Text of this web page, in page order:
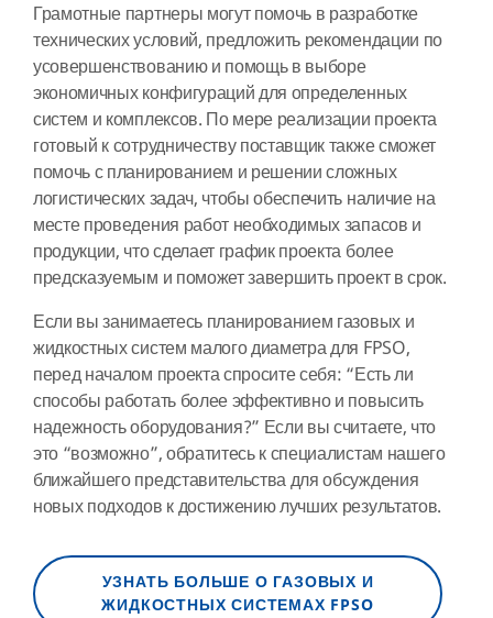
Грамотные партнеры могут помочь в разработке
технических условий, предложить рекомендации по
усовершенствованию и помощь в выборе
экономичных конфигураций для определенных
систем и комплексов. По мере реализации проекта
готовый к сотрудничеству поставщик также сможет
помочь с планированием и решении сложных
логистических задач, чтобы обеспечить наличие на
месте проведения работ необходимых запасов и
продукции, что сделает график проекта более
предсказуемым и поможет завершить проект в срок.
Если вы занимаетесь планированием газовых и
жидкостных систем малого диаметра для FPSO,
перед началом проекта спросите себя: “Есть ли
способы работать более эффективно и повысить
надежность оборудования?” Если вы считаете, что
это “возможно”, обратитесь к специалистам нашего
ближайшего представительства для обсуждения
новых подходов к достижению лучших результатов.
УЗНАТЬ БОЛЬШЕ О ГАЗОВЫХ И
ЖИДКОСТНЫХ СИСТЕМАХ FPSO